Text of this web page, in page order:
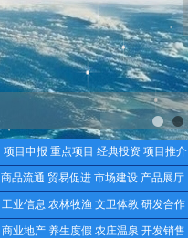
项目申报 重点项目 经典投资 项目推介
商品流通 贸易促进 市场建设 产品展厅
工业信息 农林牧渔 文卫体教 研发合作
商业地产 养生度假 农庄温泉 开发销售